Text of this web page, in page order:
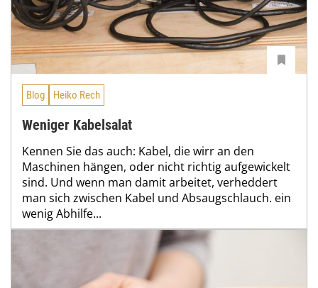
Blog Heiko Rech
Weniger Kabelsalat
Kennen Sie das auch: Kabel, die wirr an den
Maschinen hängen, oder nicht richtig aufgewickelt
sind. Und wenn man damit arbeitet, verheddert
man sich zwischen Kabel und Absaugschlauch. ein
wenig Abhilfe...